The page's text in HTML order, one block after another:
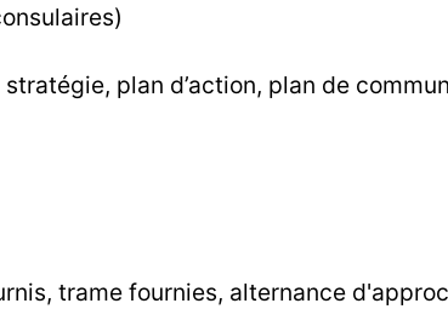
plan d’action, plan de
trame fournies, alternance